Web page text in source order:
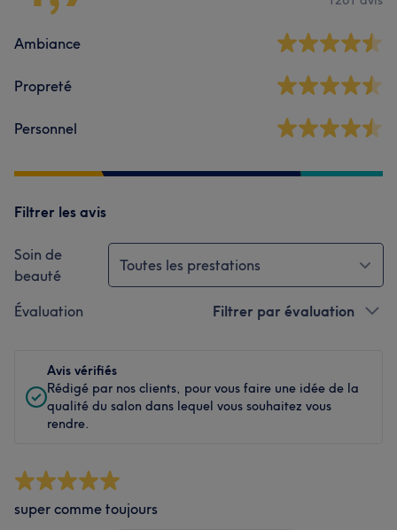
Ambiance
Propreté
Personnel
Filtrer les avis
Soin de
beauté
Toutes les prestations
Évaluation Filtrer par évaluation
Avis vérifiés
Rédigé par nos clients, pour vous faire une idée de la
qualité du salon dans lequel vous souhaitez vous
rendre.
super comme toujours